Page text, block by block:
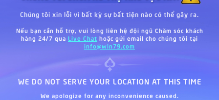
Chúng tôi xin lỗi vì bất kỳ sự bất tiện nào có thể gây ra.
Nếu bạn cần hỗ trợ, vui lòng liên hệ đội ngũ Chăm sóc khách
hàng 24/7 qua Live Chat hoặc gửi email cho chúng tôi tại
info@win79.com
WE DO NOT SERVE YOUR LOCATION AT THIS TIME
We apologize for any inconvenience caused.